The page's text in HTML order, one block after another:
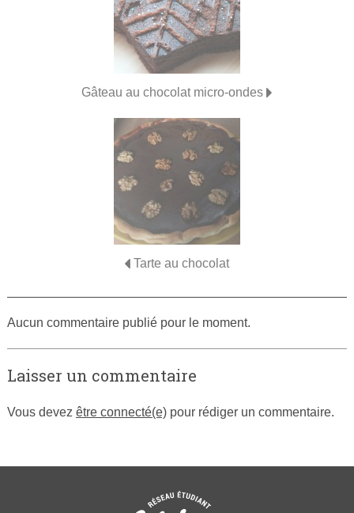
Gâteau au chocolat micro-ondes
Tarte au chocolat
Aucun commentaire publié pour le moment.
Laisser un commentaire
Vous devez être connecté(e)pour rédiger un commentaire.